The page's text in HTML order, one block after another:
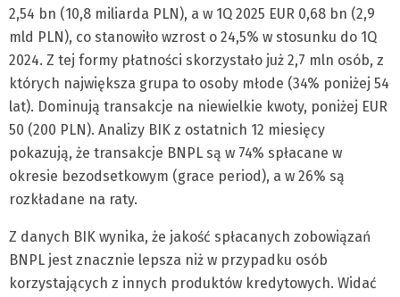
2,54 bn (10,8 miliarda PLN), a w 1Q 2025 EUR 0,68 bn (2,9
mld PLN), co stanowiło wzrost o 24,5% w stosunku do 1Q
2024. Z tej formy płatności skorzystało już 2,7 mln osób, z
których największa grupa to osoby młode (34% poniżej 54
lat). Dominują transakcje na niewielkie kwoty, poniżej EUR
50 (200 PLN). Analizy BIK z ostatnich 12 miesięcy
pokazują, że transakcje BNPL są w 74% spłacane w
okresie bezodsetkowym (grace period), a w 26% są
rozkładane na raty.
Z danych BIK wynika, że jakość spłacanych zobowiązań
BNPL jest znacznie lepsza niż w przypadku osób
korzystających z innych produktów kredytowych. Widać